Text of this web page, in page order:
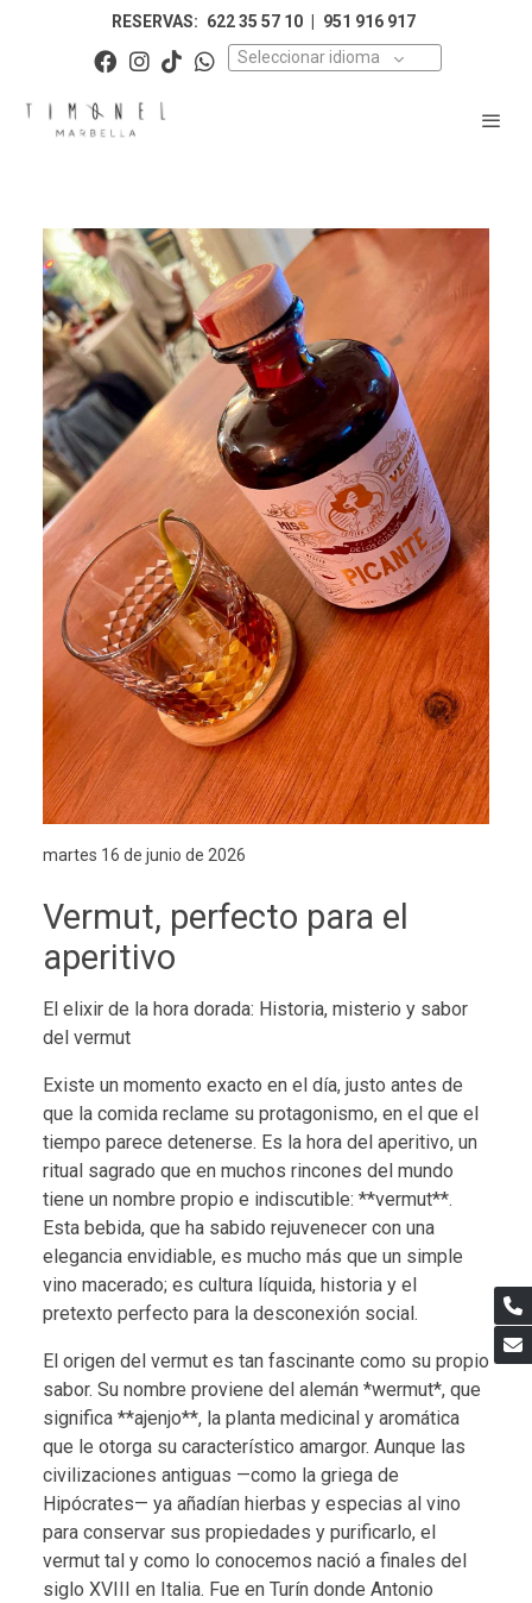
RESERVAS: 622 35 57 10
951 916 917
Seleccionar idioma
martes 16 de junio de 2026
Vermut, perfecto para el
aperitivo
El elixir de la hora dorada: Historia, misterio y sabor
del vermut
Existe un momento exacto en el día, justo antes de
que la comida reclame su protagonismo, en el que el
tiempo parece detenerse. Es la hora del aperitivo, un
ritual sagrado que en muchos rincones del mundo
tiene un nombre propio e indiscutible: **vermut**.
Esta bebida, que ha sabido rejuvenecer con una
elegancia envidiable, es mucho más que un simple
vino macerado; es cultura líquida, historia y el
pretexto perfecto para la desconexión social.
El origen del vermut es tan fascinante como su propio
sabor. Su nombre proviene del alemán *wermut*, que
significa **ajenjo**, la planta medicinal y aromática
que le otorga su característico amargor. Aunque las
civilizaciones antiguas —como la griega de
Hipócrates— ya añadían hierbas y especias al vino
para conservar sus propiedades y purificarlo, el
vermut tal y como lo conocemos nació a finales del
siglo XVIII en Italia. Fue en Turín donde Antonio